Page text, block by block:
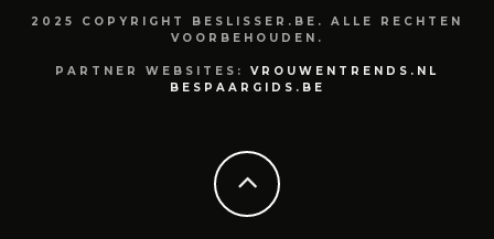
2025 COPYRIGHT BESLISSER.BE. ALLE RECHTEN
VOORBEHOUDEN.
PARTNER WEBSITES: VROUWENTRENDS.NL
BESPAARGIDS.BE